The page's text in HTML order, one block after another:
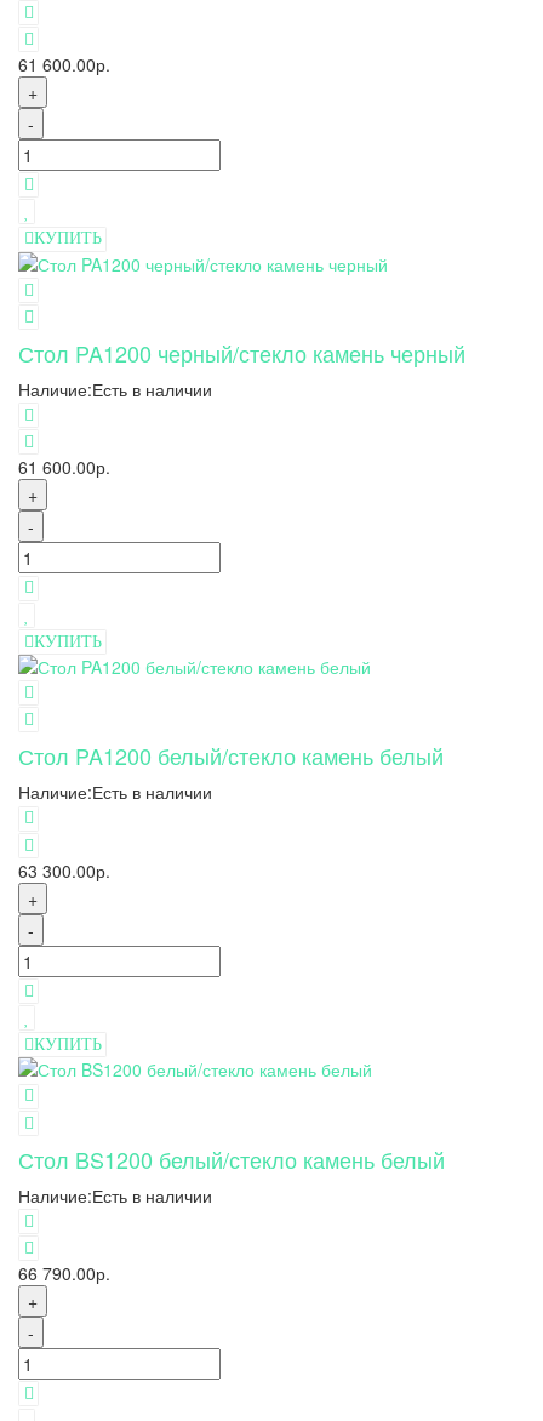
61 600.00р.
+
-
КУПИТЬ
Стол PA1200 черный/стекло камень черный
Наличие:Есть в наличии
61 600.00р.
+
-
КУПИТЬ
Стол PA1200 белый/стекло камень белый
Наличие:Есть в наличии
63 300.00р.
+
-
КУПИТЬ
Стол BS1200 белый/стекло камень белый
Наличие:Есть в наличии
66 790.00р.
+
-